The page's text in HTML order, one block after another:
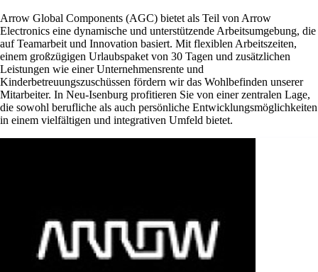
Arrow Global Components (AGC) bietet als Teil von Arrow
Electronics eine dynamische und unterstützende Arbeitsumgebung, die
auf Teamarbeit und Innovation basiert. Mit flexiblen Arbeitszeiten,
einem großzügigen Urlaubspaket von 30 Tagen und zusätzlichen
Leistungen wie einer Unternehmensrente und
Kinderbetreuungszuschüssen fördern wir das Wohlbefinden unserer
Mitarbeiter. In Neu-Isenburg profitieren Sie von einer zentralen Lage,
die sowohl berufliche als auch persönliche Entwicklungsmöglichkeiten
in einem vielfältigen und integrativen Umfeld bietet.